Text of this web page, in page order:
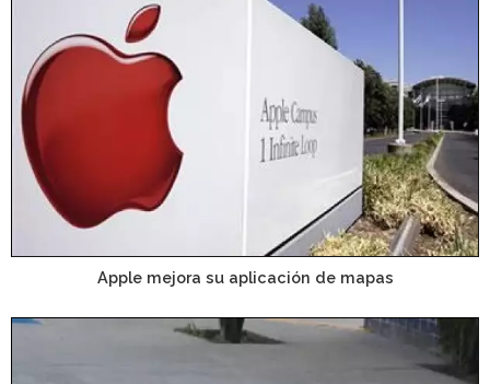
Apple mejora su aplicación de mapas